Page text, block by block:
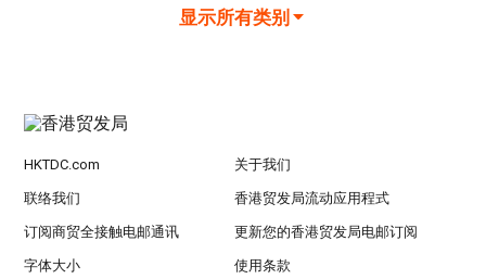
显示所有类别
HKTDC.com 关于我们
联络我们 香港贸发局流动应用程式
订阅商贸全接触电邮通讯 更新您的香港贸发局电邮订阅
字体大小 使用条款